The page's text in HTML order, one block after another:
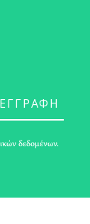
δεδομένων.